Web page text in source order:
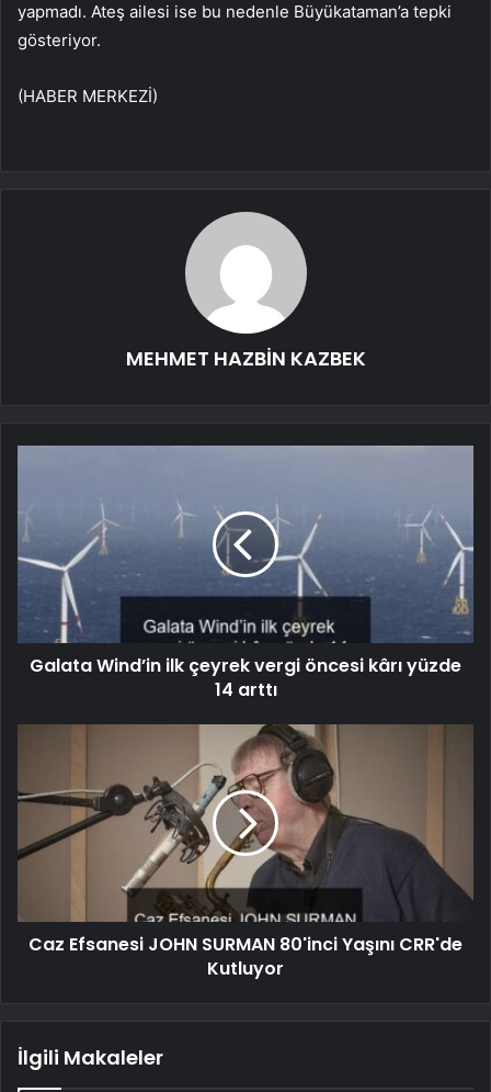
yapmadı. Ateş ailesi ise bu nedenle Büyükataman’a tepki
gösteriyor.
(HABER MERKEZİ)
MEHMET HAZBİN KAZBEK
Galata Wind’in ilk çeyrek vergi öncesi kârı yüzde
14 arttı
Caz Efsanesi JOHN SURMAN 80'inci Yaşını CRR'de
Kutluyor
İlgili Makaleler